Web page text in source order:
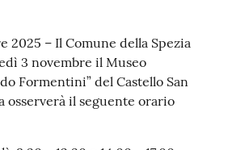
2025 – Il Comune della Spezia
3 novembre il Museo
Formentini” del Castello San
osserverà il seguente orario